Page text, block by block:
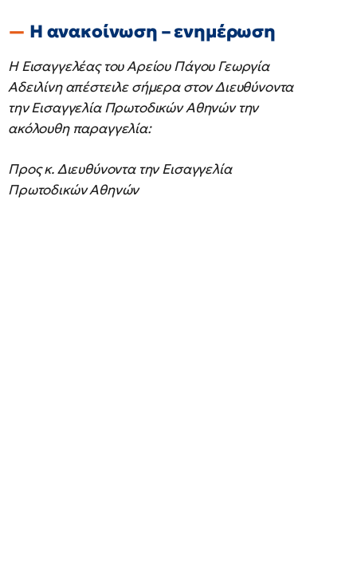
Η ανακοίνωση – ενημέρωση
Η Εισαγγελέας του Αρείου Πάγου Γεωργία
Αδειλίνη απέστειλε σήμερα στον Διευθύνοντα
την Εισαγγελία Πρωτοδικών Αθηνών την
ακόλουθη παραγγελία:
Προς κ. Διευθύνοντα την Εισαγγελία
Πρωτοδικών Αθηνών